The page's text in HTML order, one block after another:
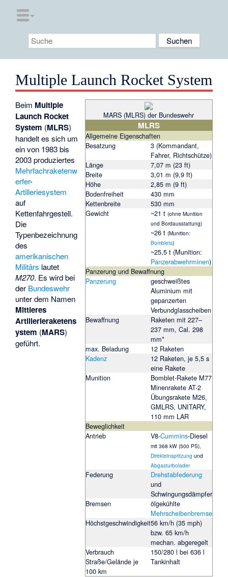
Multiple Launch Rocket System
MARS (MLRS) der Bundeswehr
MLRS
Allgemeine Eigenschaften
Besatzung
3 (Kommandant,
Fahrer, Richtschütze)
Länge
7,07 m (23 ft)
Breite
3,01 m (9,9 ft)
Höhe
2,85 m (9 ft)
Bodenfreiheit
430 mm
Kettenbreite
530 mm
Gewicht
~21 t (ohne Munition
und Bordausstattung)
~26 t (Munition:
Bomblets)
~25,5 t (Munition:
Panzerabwehrminen)
Panzerung und Bewaffnung
Panzerung
geschweißtes
Aluminium mit
gepanzerten
Verbundglasscheiben
Bewaffnung
Raketen mit 227–
237 mm, Cal. 298
mm*
max. Beladung
12 Raketen
Kadenz
12 Raketen, je 5,5 s
eine Rakete
Munition
Bomblet-Rakete M77
Minenrakete AT-2
Übungsrakete M26,
GMLRS, UNITARY,
110 mm LAR
Beweglichkeit
Antrieb
V8-Cummins-Diesel
mit 368 kW (500 PS),
Direkteinspritzung und
Abgasturbolader
Federung
Drehstabfederung
und
Schwingungsdämpfer
Bremsen
ölgekühlte
Mehrscheibenbremse
Höchstgeschwindigkeit56 km/h (35 mph)
bzw. 65 km/h
mechan. abgeregelt
Verbrauch
Straße/Gelände je
100 km
150/280 l bei 636 l
Tankinhalt
Beim Multiple
Launch Rocket
System (MLRS)
handelt es sich um
ein von 1983 bis
2003 produziertes
Mehrfachraketenw
erfer-
Artilleriesystem
auf
Kettenfahrgestell.
Die
Typenbezeichnung
des
amerikanischen
Militärs lautet
M270. Es wird bei
der Bundeswehr
unter dem Namen
Mittleres
Artillerieraketens
ystem (MARS)
geführt.